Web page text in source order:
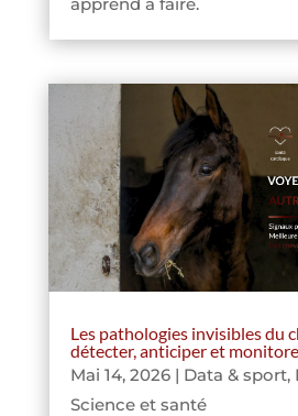
Les pathologies invisibles du
détecter, anticiper et
Mai 14, 2026| Data & sport,
Science et santé